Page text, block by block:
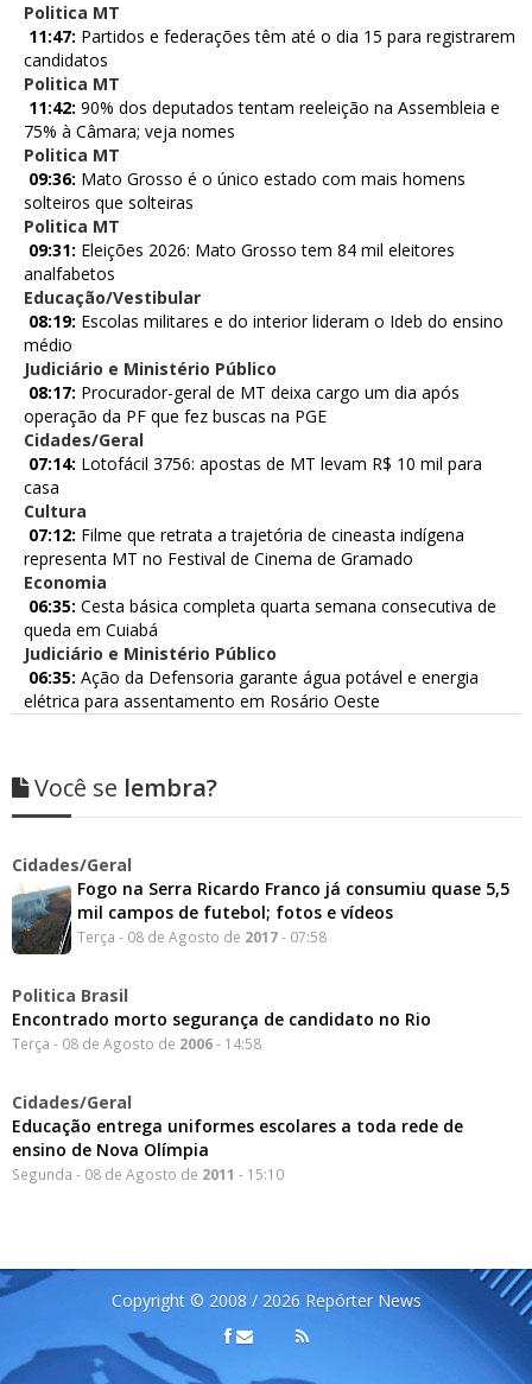
Politica MT
11:47: Partidos e federações têm até o dia 15 para registrarem
candidatos
Politica MT
11:42: 90% dos deputados tentam reeleição na Assembleia e
75% à Câmara; veja nomes
Politica MT
09:36: Mato Grosso é o único estado com mais homens
solteiros que solteiras
Politica MT
09:31: Eleições 2026: Mato Grosso tem 84 mil eleitores
analfabetos
Educação/Vestibular
08:19: Escolas militares e do interior lideram o Ideb do ensino
médio
Judiciário e Ministério Público
08:17: Procurador-geral de MT deixa cargo um dia após
operação da PF que fez buscas na PGE
Cidades/Geral
07:14: Lotofácil 3756: apostas de MT levam R$ 10 mil para
casa
Cultura
07:12: Filme que retrata a trajetória de cineasta indígena
representa MT no Festival de Cinema de Gramado
Economia
06:35: Cesta básica completa quarta semana consecutiva de
queda em Cuiabá
Judiciário e Ministério Público
06:35: Ação da Defensoria garante água potável e energia
elétrica para assentamento em Rosário Oeste
Você se lembra?
Cidades/Geral
Fogo na Serra Ricardo Franco já consumiu quase 5,5
mil campos de futebol; fotos e vídeos
Terça - 08 de Agosto de 2017- 07:58
Politica Brasil
Encontrado morto segurança de candidato no Rio
Terça - 08 de Agosto de 2006- 14:58
Cidades/Geral
Educação entrega uniformes escolares a toda rede de
ensino de Nova Olímpia
Segunda - 08 de Agosto de 2011 - 15:10
Copyright © 2008 / 2026 Repórter News